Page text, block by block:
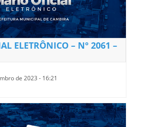
ELETRÔNICO – Nº 2061 –
de 2023 - 16:21